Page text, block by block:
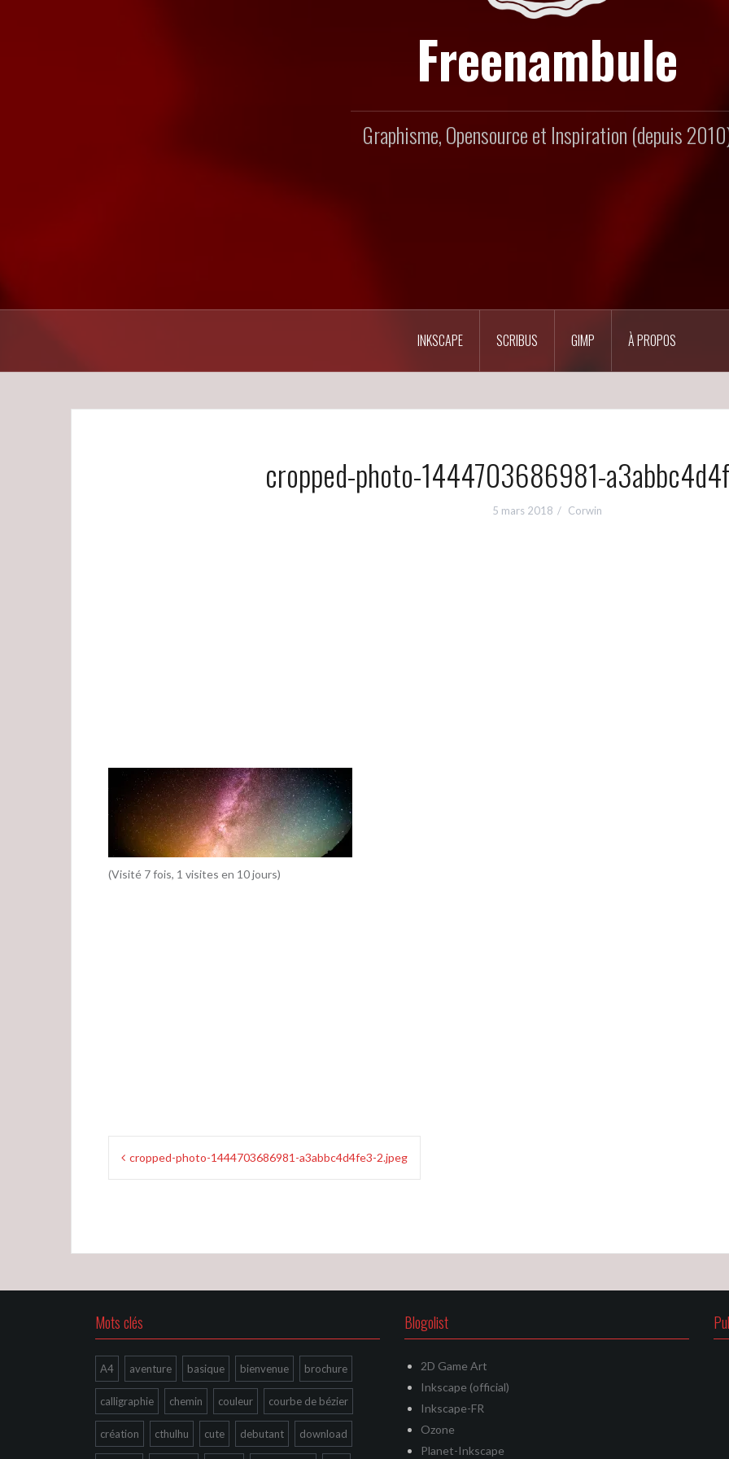
Freenambule
Graphisme, Opensource et Inspiration (depuis
INKSCAPE SCRIBUS GIMP À PROPOS
cropped-photo-1444703686981-
5 mars 2018 Corwin
(Visité 7 fois, 1 visites en 10 jours)
Navigation
cropped-photo-1444703686981-a3abbc4d4fe3-2.jpeg
Mots clés
A4 aventure basique bienvenue brochure
calligraphie chemin couleur courbe de bézier
création cthulhu cute debutant download
Blogolist
2D Game Art
Inkscape (official)
Inkscape-FR
Ozone
Planet-Inkscape